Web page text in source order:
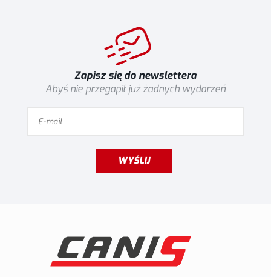
Zapisz się do newslettera
Abyś nie przegapił już żadnych wydarzeń
WYŚLIJ